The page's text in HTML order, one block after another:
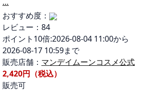
おすすめ度：
レビュー：84
ポイント10倍:2026-08-04 11:00から
2026-08-17 10:59まで
販売店舗： マンデイムーンコスメ公式
2,420円（税込）
販売可